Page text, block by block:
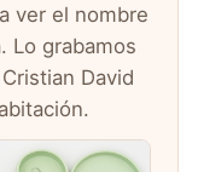
ver el nombre
Lo grabamos
David